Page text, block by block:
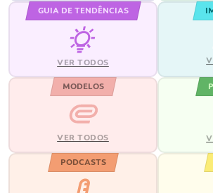
GUIA DE TENDÊNCIAS
VER TODOS
MODELOS
VER TODOS
PODCASTS